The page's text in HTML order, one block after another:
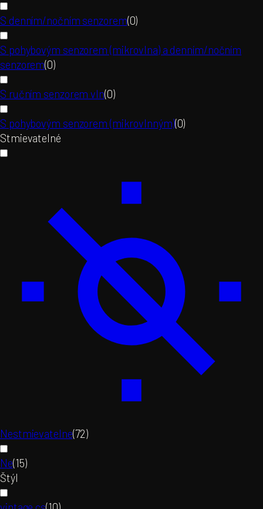
S denním/nočním senzorem(0)
S pohybovým senzorem (mikrovlna) a denním/nočním
senzorem(0)
S ručním senzorem vln(0)
S pohybovým senzorem (mikrovlnným)(0)
Stmievatelné
Nestmievatelne(72)
Ne(15)
Štýl